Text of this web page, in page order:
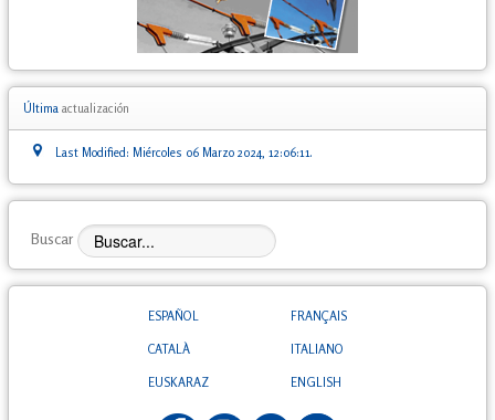
Última actualización
Last Modified: Miércoles 06 Marzo 2024, 12:06:11.
Buscar
ESPAÑOL
CATALÀ
EUSKARAZ
FRANÇAIS
ITALIANO
ENGLISH